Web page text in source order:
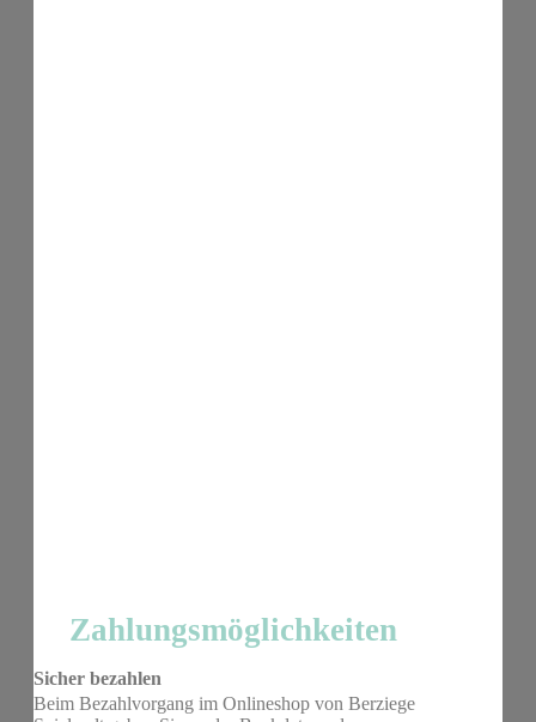
Zahlungsmöglichkeiten
Sicher bezahlen
Beim Bezahlvorgang im Onlineshop von Berziege